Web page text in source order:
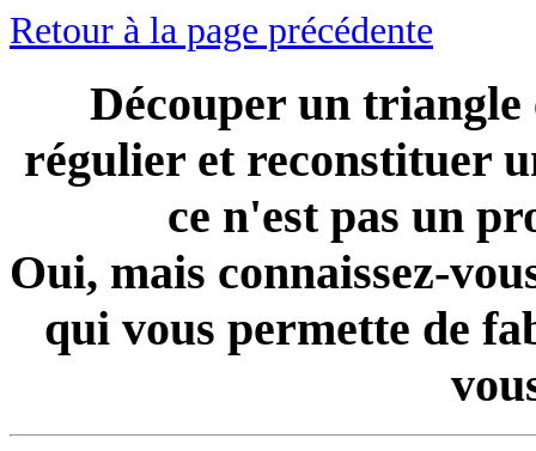
Retour à la page précédente
Découper un
régulier et reconstituer
ce n'est pas un
Oui, mais connaissez-
qui vous permette de